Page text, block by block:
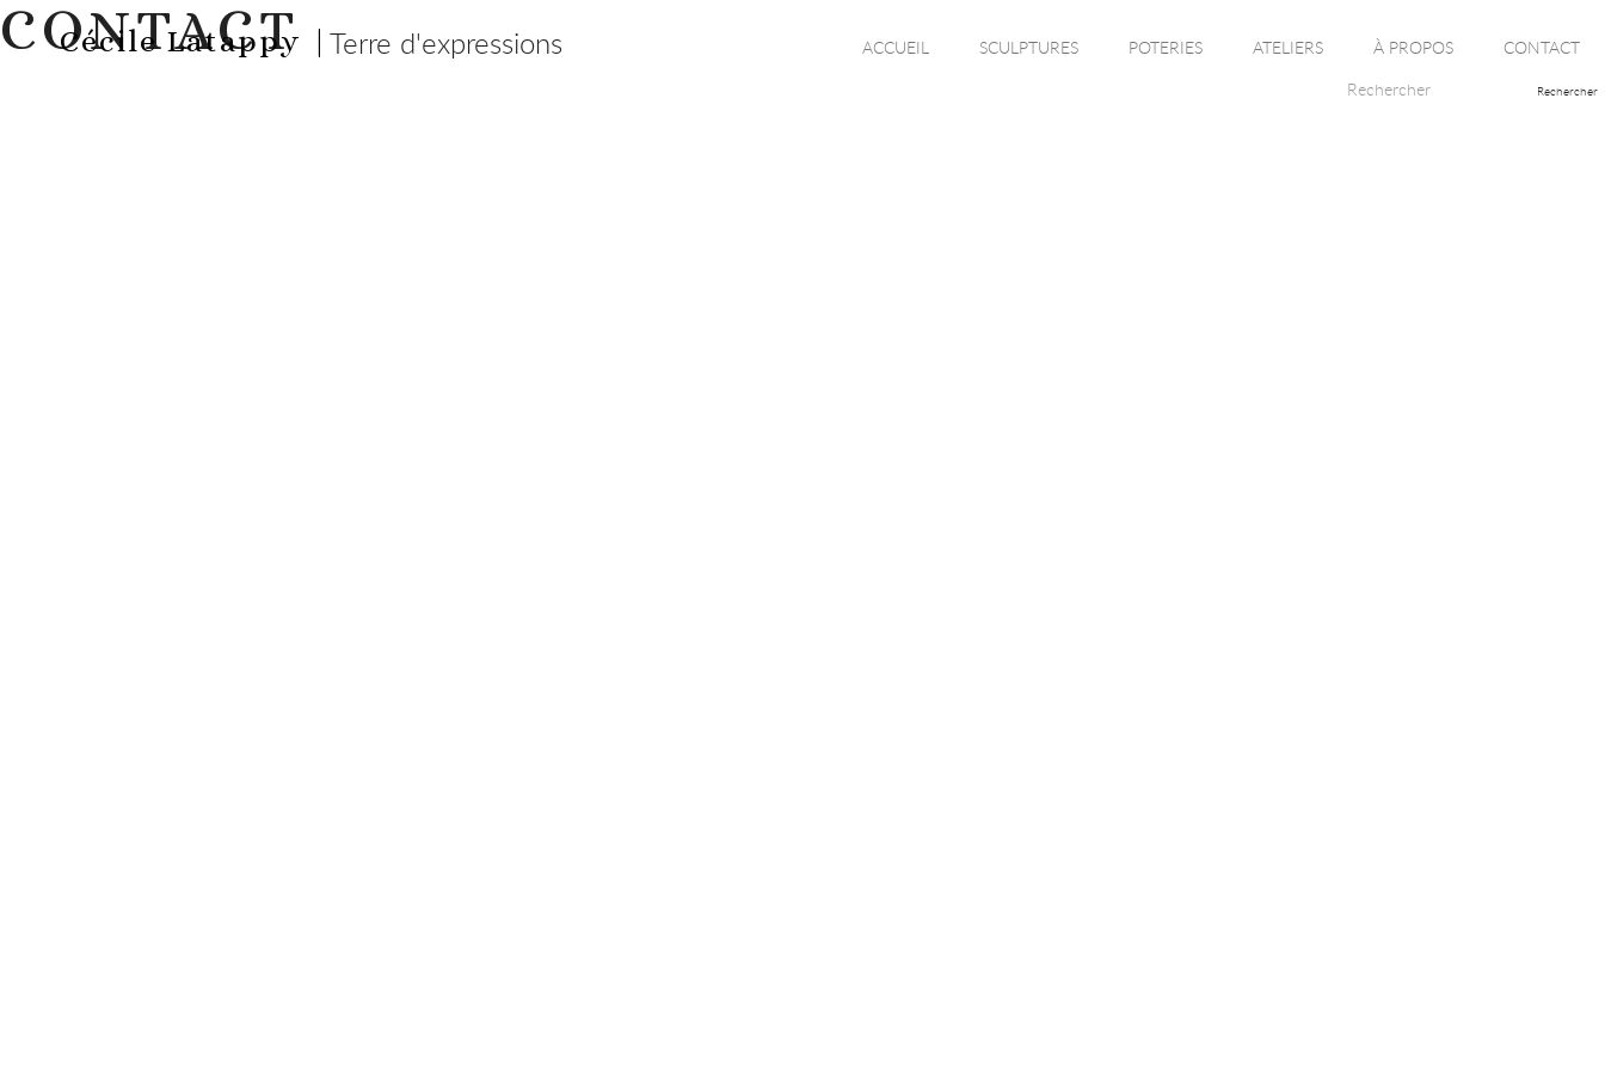
Cécile Latappy | Terre d'expressions ACCUEIL SCULPTURES POTERIES ATELIERS À PROPOS CONTACT
CONTACT
Rechercher